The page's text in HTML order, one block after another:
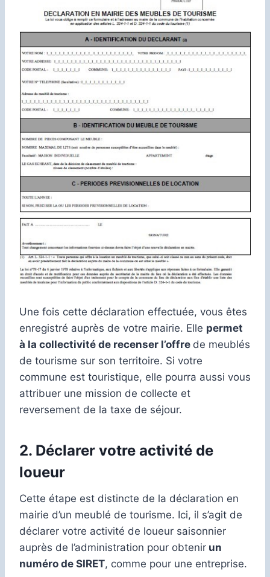
Une fois cette déclaration effectuée, vous êtes
enregistré auprès de votre mairie. Elle permet
à la collectivité de recenser l’offre de meublés
de tourisme sur son territoire. Si votre
commune est touristique, elle pourra aussi vous
attribuer une mission de collecte et
reversement de la taxe de séjour.
2. Déclarer votre activité de
loueur
Cette étape est distincte de la déclaration en
mairie d’un meublé de tourisme. Ici, il s’agit de
déclarer votre activité de loueur saisonnier
auprès de l’administration pour obtenir un
numéro de SIRET, comme pour une entreprise.